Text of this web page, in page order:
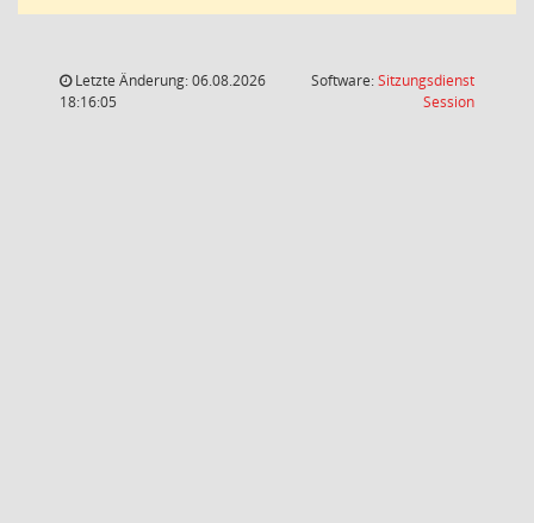
Letzte Änderung: 06.08.2026
18:16:05
Software:Sitzungsdienst
Session(Wird in